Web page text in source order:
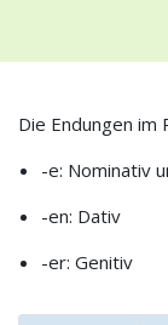
Die Endungen im
-e: Nominativ
-en: Dativ
-er: Genitiv